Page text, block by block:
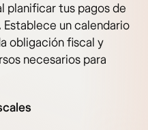
planificar tus pagos de
un calendario
obligación fiscal y
necesarios para